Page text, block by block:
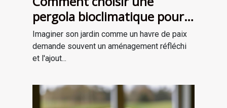
pergola bioclimatique pour
améliorer votre jardin
Imaginer son jardin comme un havre de paix
demande souvent un aménagement réfléchi
et l'ajout...